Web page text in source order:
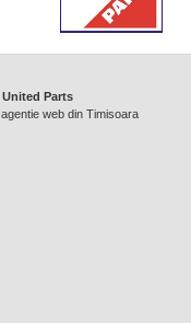
United Parts
agentie web din Timisoara